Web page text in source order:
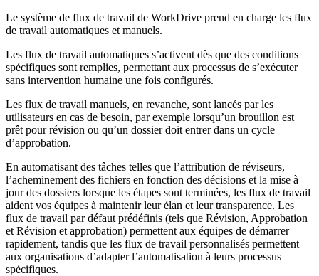
Le système de flux de travail de WorkDrive prend en charge les flux
de travail automatiques et manuels.
Les flux de travail automatiques s’activent dès que des conditions
spécifiques sont remplies, permettant aux processus de s’exécuter
sans intervention humaine une fois configurés.
Les flux de travail manuels, en revanche, sont lancés par les
utilisateurs en cas de besoin, par exemple lorsqu’un brouillon est
prêt pour révision ou qu’un dossier doit entrer dans un cycle
d’approbation.
En automatisant des tâches telles que l’attribution de réviseurs,
l’acheminement des fichiers en fonction des décisions et la mise à
jour des dossiers lorsque les étapes sont terminées, les flux de travail
aident vos équipes à maintenir leur élan et leur transparence. Les
flux de travail par défaut prédéfinis (tels que Révision, Approbation
et Révision et approbation) permettent aux équipes de démarrer
rapidement, tandis que les flux de travail personnalisés permettent
aux organisations d’adapter l’automatisation à leurs processus
spécifiques.